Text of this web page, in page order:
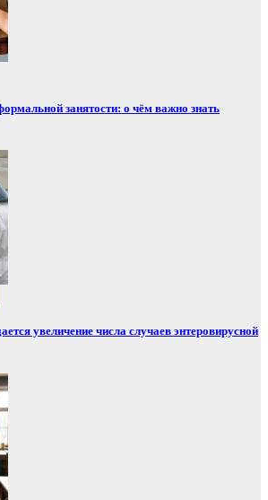
занятости: о чём важно знать
увеличение числа случаев энтеровирусной